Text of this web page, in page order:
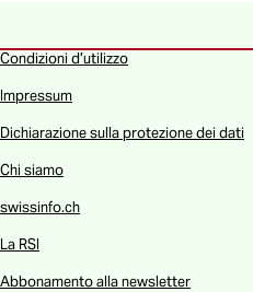
Condizioni d’utilizzo
Impressum
Dichiarazione sulla protezione dei dati
Chi siamo
swissinfo.ch
La RSI
Abbonamento alla newsletter